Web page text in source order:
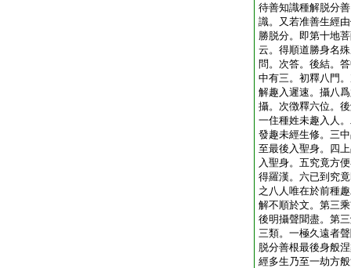
待善知識種解脱分
識。又若准善生經
勝脱分。即第十地
云。得順道勝身名
問。次答。後結。
中有三。初釋八門
解趣入遲速。攝八
攝。次徴釋六位。
一住種姓未趣入人
發趣未經生修。三
至最後入聖身。四
入聖身。五究竟方
得羅漢。六已到究
之八人唯在於前種
解不順於文。第三
後明攝聲聞盡。第
三類。一極久遠者
脱分善根最後身般
經多生乃至一劫方